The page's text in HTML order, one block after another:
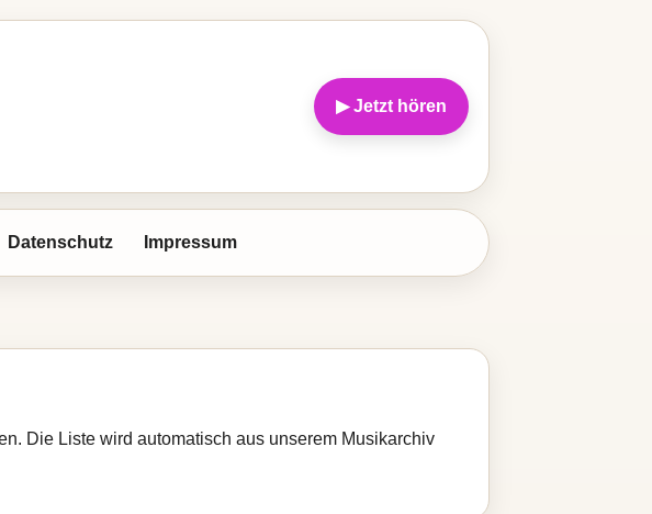
▶ Jetzt hören
Datenschutz Impressum
Die Liste wird automatisch aus unserem Musikarchiv